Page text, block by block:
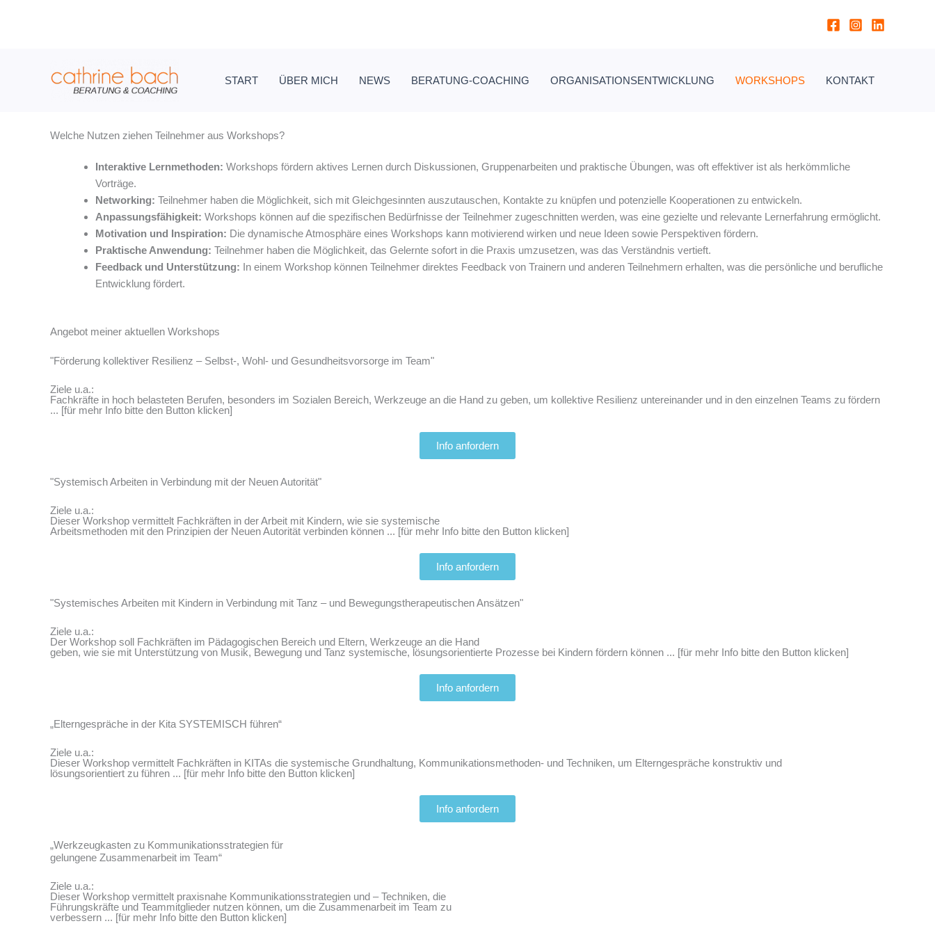
START ÜBER MICH NEWS BERATUNG-COACHING ORGANISATIONSENTWICKLUNG WORKSHOPS KONTAKT
Welche Nutzen ziehen Teilnehmer aus Workshops?
Interaktive Lernmethoden: Workshops fördern aktives Lernen durch Diskussionen, Gruppenarbeiten und praktische Übungen, was oft effektiver ist als herkömmliche
Vorträge.
Networking: Teilnehmer haben die Möglichkeit, sich mit Gleichgesinnten auszutauschen, Kontakte zu knüpfen und potenzielle Kooperationen zu entwickeln.
Anpassungsfähigkeit: Workshops können auf die spezifischen Bedürfnisse der Teilnehmer zugeschnitten werden, was eine gezielte und relevante Lernerfahrung ermöglicht.
Motivation und Inspiration: Die dynamische Atmosphäre eines Workshops kann motivierend wirken und neue Ideen sowie Perspektiven fördern.
Praktische Anwendung: Teilnehmer haben die Möglichkeit, das Gelernte sofort in die Praxis umzusetzen, was das Verständnis vertieft.
Feedback und Unterstützung: In einem Workshop können Teilnehmer direktes Feedback von Trainern und anderen Teilnehmern erhalten, was die persönliche und berufliche
Entwicklung fördert.
Angebot meiner aktuellen Workshops
"Förderung kollektiver Resilienz – Selbst-, Wohl- und Gesundheitsvorsorge im Team"
Ziele u.a.:
Fachkräfte in hoch belasteten Berufen, besonders im Sozialen Bereich, Werkzeuge an die Hand zu geben, um kollektive Resilienz untereinander und in den einzelnen Teams zu fördern
... [für mehr Info bitte den Button klicken]
Info anfordern
"Systemisch Arbeiten in Verbindung mit der Neuen Autorität"
Ziele u.a.:
Dieser Workshop vermittelt Fachkräften in der Arbeit mit Kindern, wie sie systemische
Arbeitsmethoden mit den Prinzipien der Neuen Autorität verbinden können ... [für mehr Info bitte den Button klicken]
Info anfordern
"Systemisches Arbeiten mit Kindern in Verbindung mit Tanz – und Bewegungstherapeutischen Ansätzen"
Ziele u.a.:
Der Workshop soll Fachkräften im Pädagogischen Bereich und Eltern, Werkzeuge an die Hand
geben, wie sie mit Unterstützung von Musik, Bewegung und Tanz systemische, lösungsorientierte Prozesse bei Kindern fördern können ... [für mehr Info bitte den Button klicken]
Info anfordern
„Elterngespräche in der Kita SYSTEMISCH führen“
Ziele u.a.:
Dieser Workshop vermittelt Fachkräften in KITAs die systemische Grundhaltung, Kommunikationsmethoden- und Techniken, um Elterngespräche konstruktiv und
lösungsorientiert zu führen ... [für mehr Info bitte den Button klicken]
Info anfordern
„Werkzeugkasten zu Kommunikationsstrategien für
gelungene Zusammenarbeit im Team“
Ziele u.a.:
Dieser Workshop vermittelt praxisnahe Kommunikationsstrategien und – Techniken, die
Führungskräfte und Teammitglieder nutzen können, um die Zusammenarbeit im Team zu
verbessern ... [für mehr Info bitte den Button klicken]